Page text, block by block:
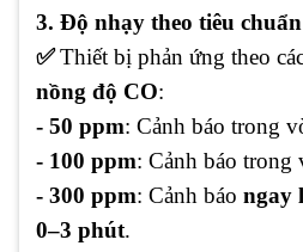
3. Độ nhạy theo tiêu
✅Thiết bị phản ứng theo
nồng độ CO:
- 50 ppm: Cảnh báo trong
- 100 ppm: Cảnh báo trong
- 300 ppm: Cảnh báo ngay
0–3 phút.